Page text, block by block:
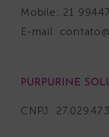
Mobile: 21
E-mail:
PURPURINE
CNPJ: